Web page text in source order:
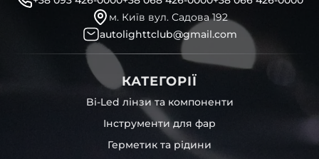
м. Київ вул. Садова 192
autolighttclub@gmail.com
КАТЕГОРІЇ
Bi-Led лінзи та компоненти
Інструменти для фар
Герметик та рідини